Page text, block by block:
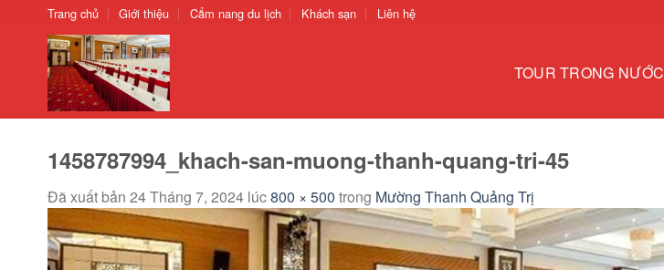
ChuyểnTrang chủ Giới thiệu Cẩm nang du lịch Khách sạn Liên hệ
TOUR TRONG NƯỚC
1458787994_khach-san-muong-thanh-quang-tri-45
Đã xuất bản 24 Tháng 7, 2024 lúc800 × 500 trong Mường Thanh Quảng Trị